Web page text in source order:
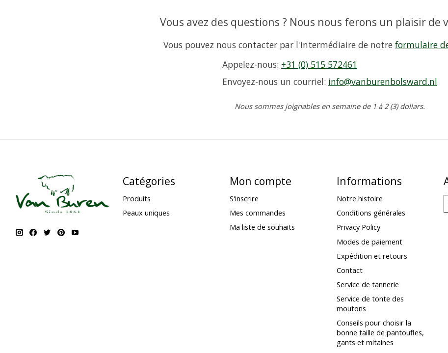
Vous avez des questions ? Nous nous ferons un plaisir de
Vous pouvez nous contacter par l'intermédiaire de notre formulaire
Appelez-nous: +31 (0) 515 572461
Envoyez-nous un courriel: info@vanburenbolsward.nl
Nous sommes joignables en semaine de 1 à 2 (3) dollars.
Catégories
Produits
Peaux uniques
Mon compte
S'inscrire
Mes commandes
Ma liste de souhaits
Informations
Notre histoire
Conditions générales
Privacy Policy
Modes de paiement
Expédition et retours
Contact
Service de tannerie
Service de tonte des
moutons
Conseils pour choisir la
bonne taille de pantoufles,
gants et mitaines